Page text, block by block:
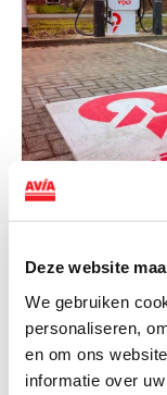
Deze website
We gebruiken
personaliseren,
en om ons
informatie over
landelijke
AVIA VOLT en
van DC-